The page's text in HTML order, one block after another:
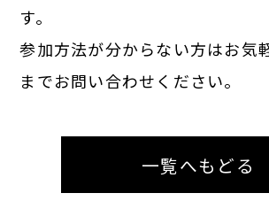
す。
参加方法が分からない方はお気
までお問い合わせください。
一覧へもどる